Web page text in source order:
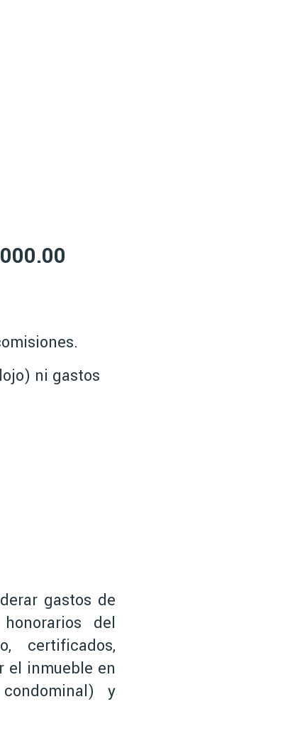
ni gastos
gastos de
del
certificados,
el inmueble en
y